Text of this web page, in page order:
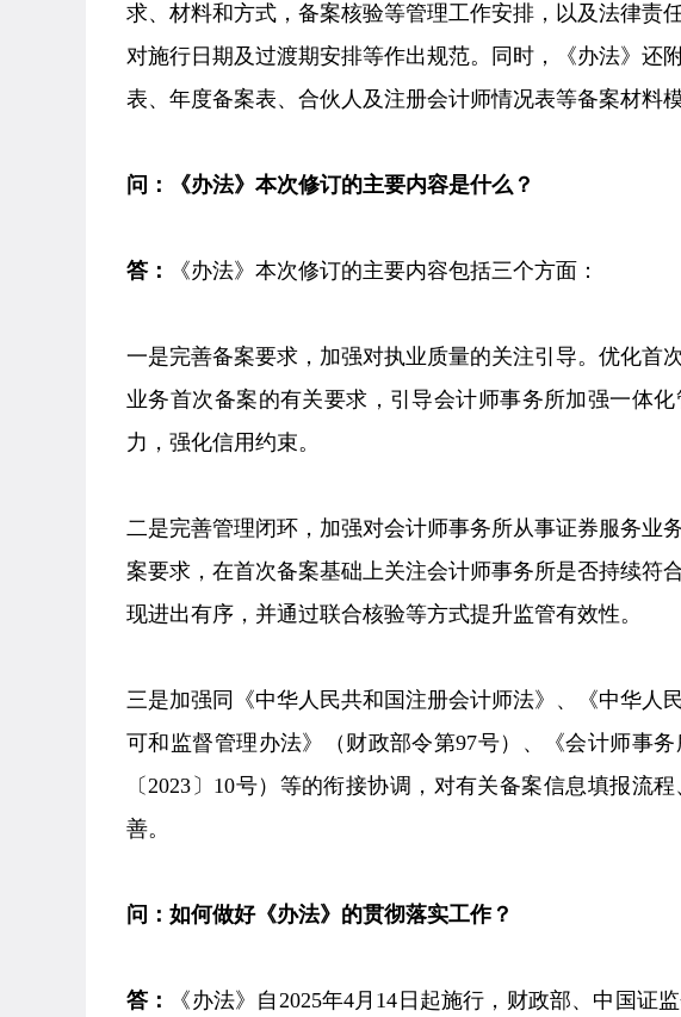
求、材料和方式，备案核验等管理工作安排，以及法律责
对施行日期及过渡期安排等作出规范。同时，《办法》还
表、年度备案表、合伙人及注册会计师情况表等备案材料
问：《办法》本次修订的主要内容是什么？
答： 《办法》本次修订的主要内容包括三个方面：
一是完善备案要求，加强对执业质量的关注引导。优化首
业务首次备案的有关要求，引导会计师事务所加强一体
力，强化信用约束。
二是完善管理闭环，加强对会计师事务所从事证券服务业
案要求，在首次备案基础上关注会计师事务所是否持续符
现进出有序，并通过联合核验等方式提升监管有效性。
三是加强同《中华人民共和国注册会计师法》、《中华人
可和监督管理办法》（财政部令第97号）、《会计师事
〔2023〕10号）等的衔接协调，对有关备案信息填报流
善。
问：如何做好《办法》的贯彻落实工作？
答：
《办法》自2025年4月14日起施行，财政部、中国